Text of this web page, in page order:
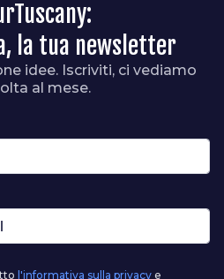
la tua newsletter
idee. Iscriviti, ci vediamo
al mese.
l'informativa sulla privacy e